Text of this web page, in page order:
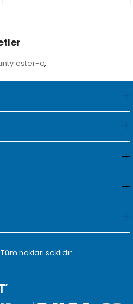
ester-c,
hakları saklıdır.